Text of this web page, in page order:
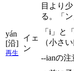
yán
[沿]
再生
イェ
ン
目より
る。「
「i」と
（小さ
--ianの注